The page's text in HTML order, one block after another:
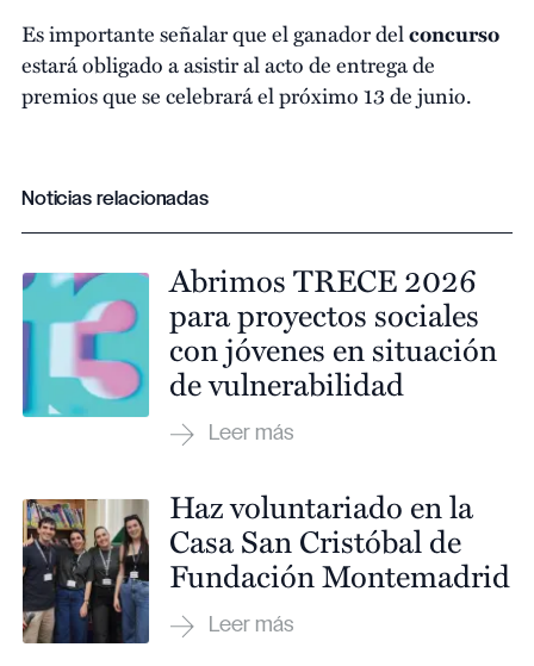
Es importante señalar que el ganador delconcurso
estará obligado a asistir al acto de entrega de
premios que se celebrará el próximo 13 de junio.
Noticias relacionadas
Abrimos TRECE 2026
para proyectos sociales
con jóvenes en situación
de vulnerabilidad
Haz voluntariado en la
Casa San Cristóbal de
Fundación Montemadrid